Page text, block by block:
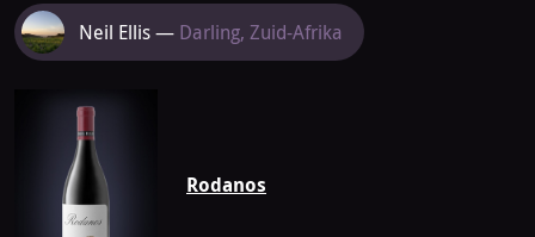
Meer
van
Neil
Ellis
Neil Ellis — Darling, Zuid-Afrika
Rodanos